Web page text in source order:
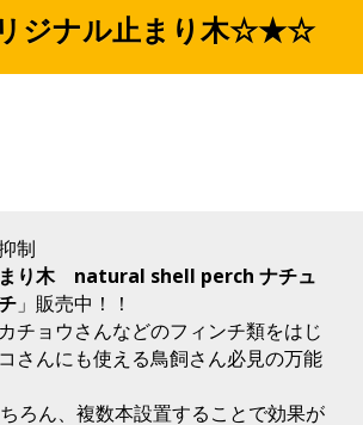
ナル止まり木☆★☆
制
まり木 natural shell perch ナチュ
」販売中！！
チョウさんなどのフィンチ類をはじ
さんにも使える鳥飼さん必見の万能
ろん、複数本設置することで効果が